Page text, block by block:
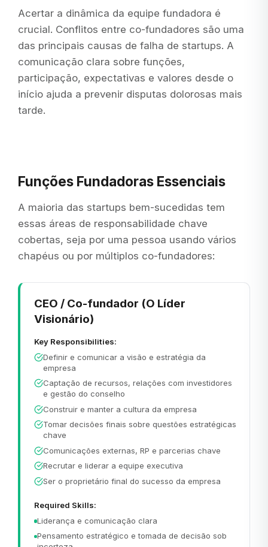
Acertar a dinâmica da equipe fundadora é
crucial. Conflitos entre co-fundadores são uma
das principais causas de falha de startups. A
comunicação clara sobre funções,
participação, expectativas e valores desde o
início ajuda a prevenir disputas dolorosas mais
tarde.
Funções Fundadoras Essenciais
A maioria das startups bem-sucedidas tem
essas áreas de responsabilidade chave
cobertas, seja por uma pessoa usando vários
chapéus ou por múltiplos co-fundadores:
CEO / Co-fundador (O Líder
Visionário)
Key Responsibilities:
Definir e comunicar a visão e estratégia da
empresa
Captação de recursos, relações com investidores
e gestão do conselho
Construir e manter a cultura da empresa
Tomar decisões finais sobre questões estratégicas
chave
Comunicações externas, RP e parcerias chave
Recrutar e liderar a equipe executiva
Ser o proprietário final do sucesso da empresa
Required Skills:
Liderança e comunicação clara
Pensamento estratégico e tomada de decisão sob